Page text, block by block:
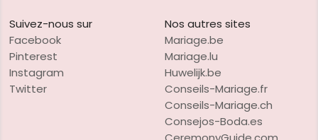
Suivez-nous sur
Facebook
Pinterest
Instagram
Twitter
Nos autres sites
Mariage.be
Mariage.lu
Huwelijk.be
Conseils-Mariage.fr
Conseils-Mariage.ch
Consejos-Boda.es